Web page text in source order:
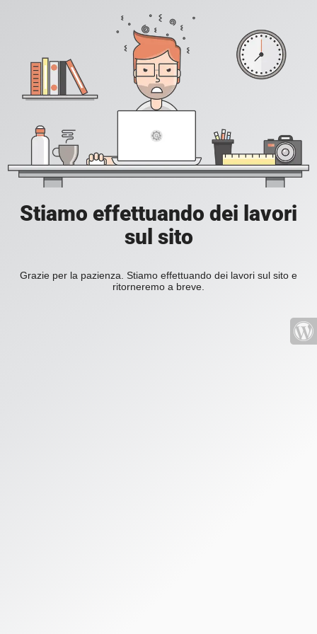
Stiamo effettuando dei lavori
sul sito
Grazie per la pazienza. Stiamo effettuando dei lavori sul sito e
ritorneremo a breve.